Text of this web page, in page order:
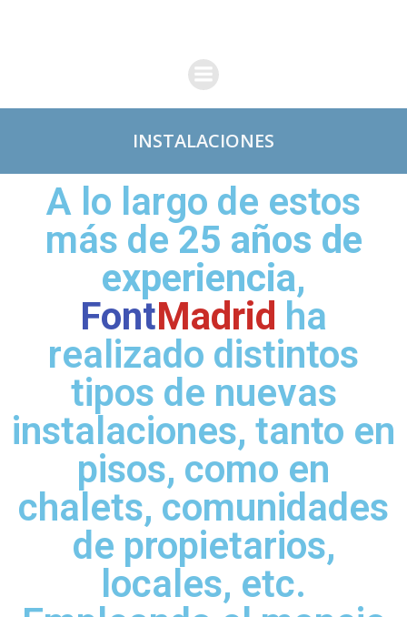
INSTALACIONES
A lo largo de estos
más de 25 años de
experiencia,
FontMadrid ha
realizado distintos
tipos de nuevas
instalaciones, tanto en
pisos, como en
chalets, comunidades
de propietarios,
locales, etc.